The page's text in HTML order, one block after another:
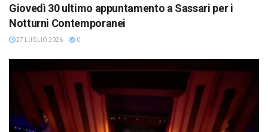
Giovedì 30 ultimo appuntamento a Sassari per i
Notturni Contemporanei
27 LUGLIO 2026 0